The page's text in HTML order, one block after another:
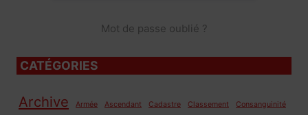
Mot de passe oublié ?
CATÉGORIES
Archive Armée Ascendant Cadastre Classement Consanguinité